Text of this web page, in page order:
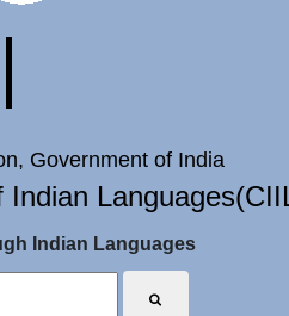
Government of India
Indian
Indian Languages